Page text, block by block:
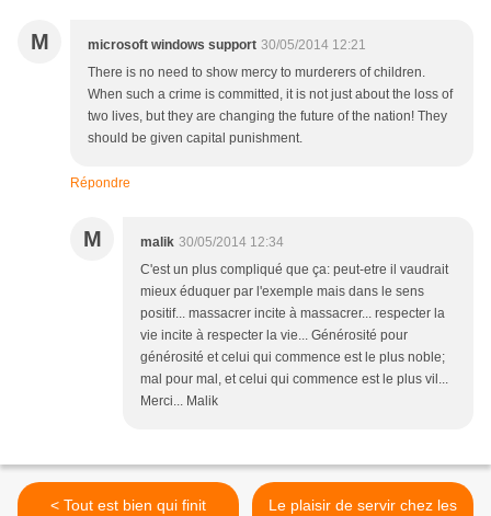
M microsoft windows support 30/05/2014 12:21
There is no need to show mercy to murderers of children.
When such a crime is committed, it is not just about the loss of
two lives, but they are changing the future of the nation! They
should be given capital punishment.
Répondre
M malik 30/05/2014 12:34
C'est un plus compliqué que ça: peut-etre il vaudrait
mieux éduquer par l'exemple mais dans le sens
positif... massacrer incite à massacrer... respecter la
vie incite à respecter la vie... Générosité pour
générosité et celui qui commence est le plus noble;
mal pour mal, et celui qui commence est le plus vil...
Merci... Malik
< Tout est bien qui finit
Le plaisir de servir chez les